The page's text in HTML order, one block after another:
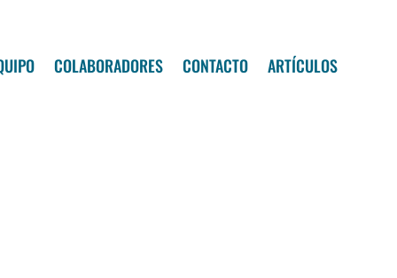
COLABORADORES CONTACTO ARTÍCULOS